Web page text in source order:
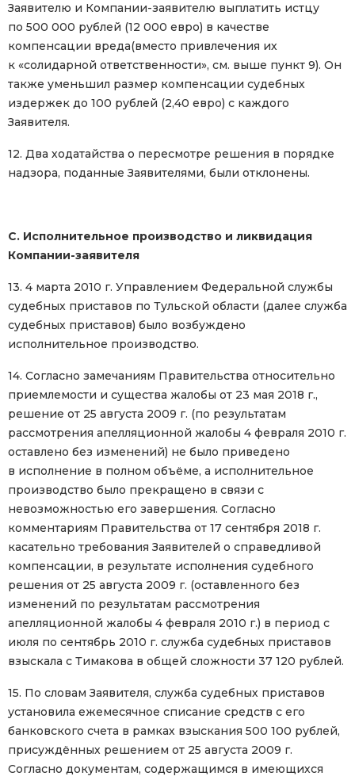
Заявителю и Компании-заявителю выплатить истцу
по 500 000 рублей (12 000 евро) в качестве
компенсации вреда(вместо привлечения их
к «солидарной ответственности», см. выше пункт 9). Он
также уменьшил размер компенсации судебных
издержек до 100 рублей (2,40 евро) с каждого
Заявителя.
12. Два ходатайства о пересмотре решения в порядке
надзора, поданные Заявителями, были отклонены.
C. Исполнительное производство и ликвидация
Компании-заявителя
13. 4 марта 2010 г. Управлением Федеральной службы
судебных приставов по Тульской области (далее служба
судебных приставов) было возбуждено
исполнительное производство.
14. Согласно замечаниям Правительства относительно
приемлемости и существа жалобы от 23 мая 2018 г.,
решение от 25 августа 2009 г. (по результатам
рассмотрения апелляционной жалобы 4 февраля 2010 г.
оставлено без изменений) не было приведено
в исполнение в полном объёме, а исполнительное
производство было прекращено в связи с
невозможностью его завершения. Согласно
комментариям Правительства от 17 сентября 2018 г.
касательно требования Заявителей о справедливой
компенсации, в результате исполнения судебного
решения от 25 августа 2009 г. (оставленного без
изменений по результатам рассмотрения
апелляционной жалобы 4 февраля 2010 г.) в период с
июля по сентябрь 2010 г. служба судебных приставов
взыскала с Тимакова в общей сложности 37 120 рублей.
15. По словам Заявителя, служба судебных приставов
установила ежемесячное списание средств с его
банковского счета в рамках взыскания 500 100 рублей,
присуждённых решением от 25 августа 2009 г.
Согласно документам, содержащимся в имеющихся